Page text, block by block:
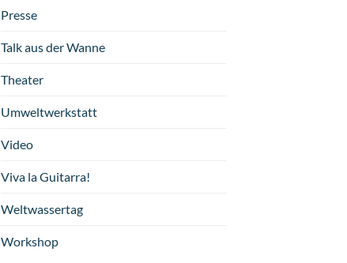
Presse
Talk aus der Wanne
Theater
Umweltwerkstatt
Video
Viva la Guitarra!
Weltwassertag
Workshop